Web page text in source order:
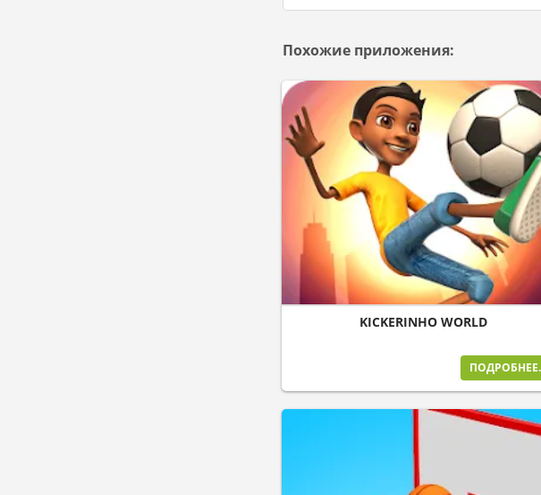
Похожие приложения:
KICKERINHO WORLD